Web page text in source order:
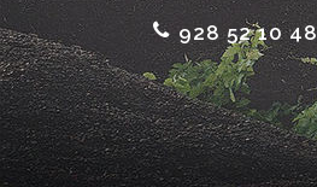
928 52 10 48